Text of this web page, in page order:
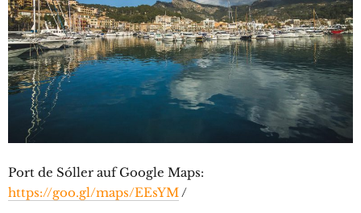
Port de Sóller auf Google Maps:
https://goo.gl/maps/EEsYM/